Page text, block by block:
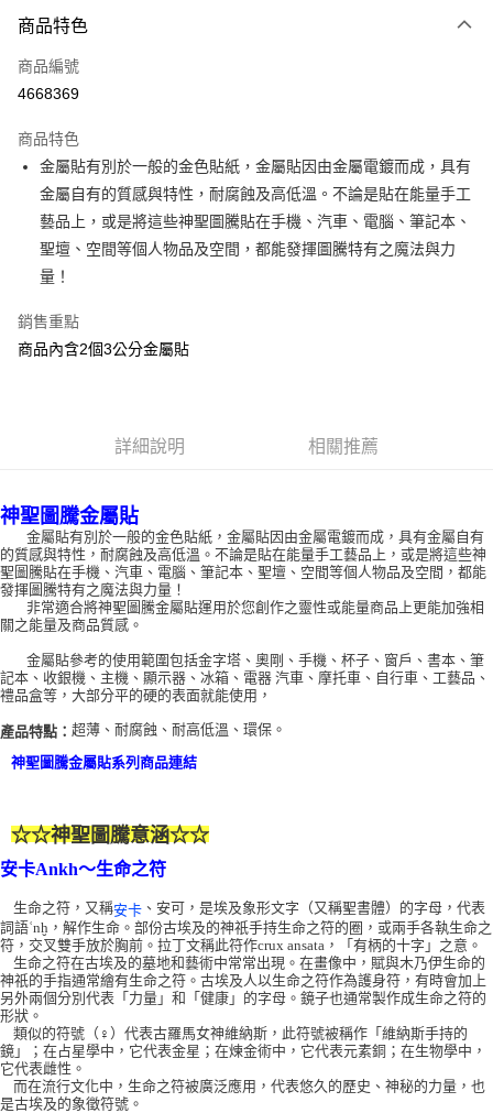
信用卡一次付款
超商取貨付款
Apple Pay
街口支付
悠遊付
ATM付款
賣家宅配幫您送（台灣）
每筆NT$80，滿NT$3,000(含以上)免運費
郵局幫你送（離島）
每筆NT$80，滿NT$3,000(含以上)免運費
付款後門市自取
免運費
商品特色
商品編號
4668369
商品特色
金屬貼有別於一般的金色貼紙，金屬貼因由金屬電鍍而成，具有
金屬自有的質感與特性，耐腐蝕及高低溫。不論是貼在能量手工
藝品上，或是將這些神聖圖騰貼在手機、汽車、電腦、筆記本、
聖壇、空間等個人物品及空間，都能發揮圖騰特有之魔法與力
量！
銷售重點
商品內含2個3公分金屬貼
詳細說明 相關推薦
神聖圖騰金屬貼
金屬貼有別於一般的金色貼紙，金屬貼因由金屬電鍍而成，具有金屬自有
的質感與特性，耐腐蝕及高低溫。不論是貼在能量手工藝品上，或是將這些神
聖圖騰貼在手機、汽車、電腦、筆記本、聖壇、空間等個人物品及空間，都能
發揮圖騰特有之魔法與力量！
非常適合將神聖圖騰金屬貼運用於您創作之靈性或能量商品上更能加強相
關之能量及商品質感。
金屬貼參考的使用範圍包括金字塔、奧剛、手機、杯子、窗戶、書本、筆
記本、收銀機、主機、顯示器、冰箱、電器 汽車、摩托車、自行車、工藝品、
禮品盒等，大部分平的硬的表面就能使用，
產品特點： 超薄、耐腐蝕、耐高低溫、環保。
神聖圖騰金屬貼系列商品連結
☆☆神聖圖騰意涵☆☆
安卡Ankh～生命之符
生命之符，又稱安卡 、安可，是埃及象形文字（又稱聖書體）的字母，代表
詞語ʿnḫ，解作生命。部份古埃及的神祇手持生命之符的圈，或兩手各執生命之
符，交叉雙手放於胸前。拉丁文稱此符作crux ansata，「有柄的十字」之意。
生命之符在古埃及的墓地和藝術中常常出現。在畫像中，賦與木乃伊生命的
神祇的手指通常繪有生命之符。古埃及人以生命之符作為護身符，有時會加上
另外兩個分別代表「力量」和「健康」的字母。鏡子也通常製作成生命之符的
形狀。
類似的符號（♀）代表古羅馬女神維納斯，此符號被稱作「維納斯手持的
鏡」；在占星學中，它代表金星；在煉金術中，它代表元素銅；在生物學中，
它代表雌性。
而在流行文化中，生命之符被廣泛應用，代表悠久的歷史、神秘的力量，也
是古埃及的象徵符號。